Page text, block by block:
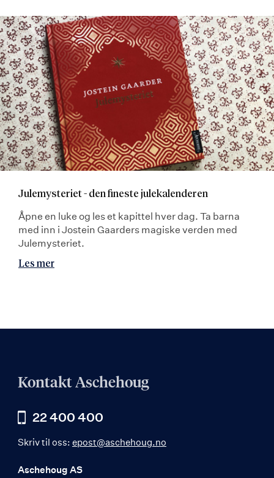
Julemysteriet - den fineste julekalenderen
Åpne en luke og les et kapittel hver dag. Ta barna
med inn i Jostein Gaarders magiske verden med
Julemysteriet.
Les mer
Kontakt Aschehoug
22 400 400
Skriv til oss: epost@aschehoug.no
Aschehoug AS